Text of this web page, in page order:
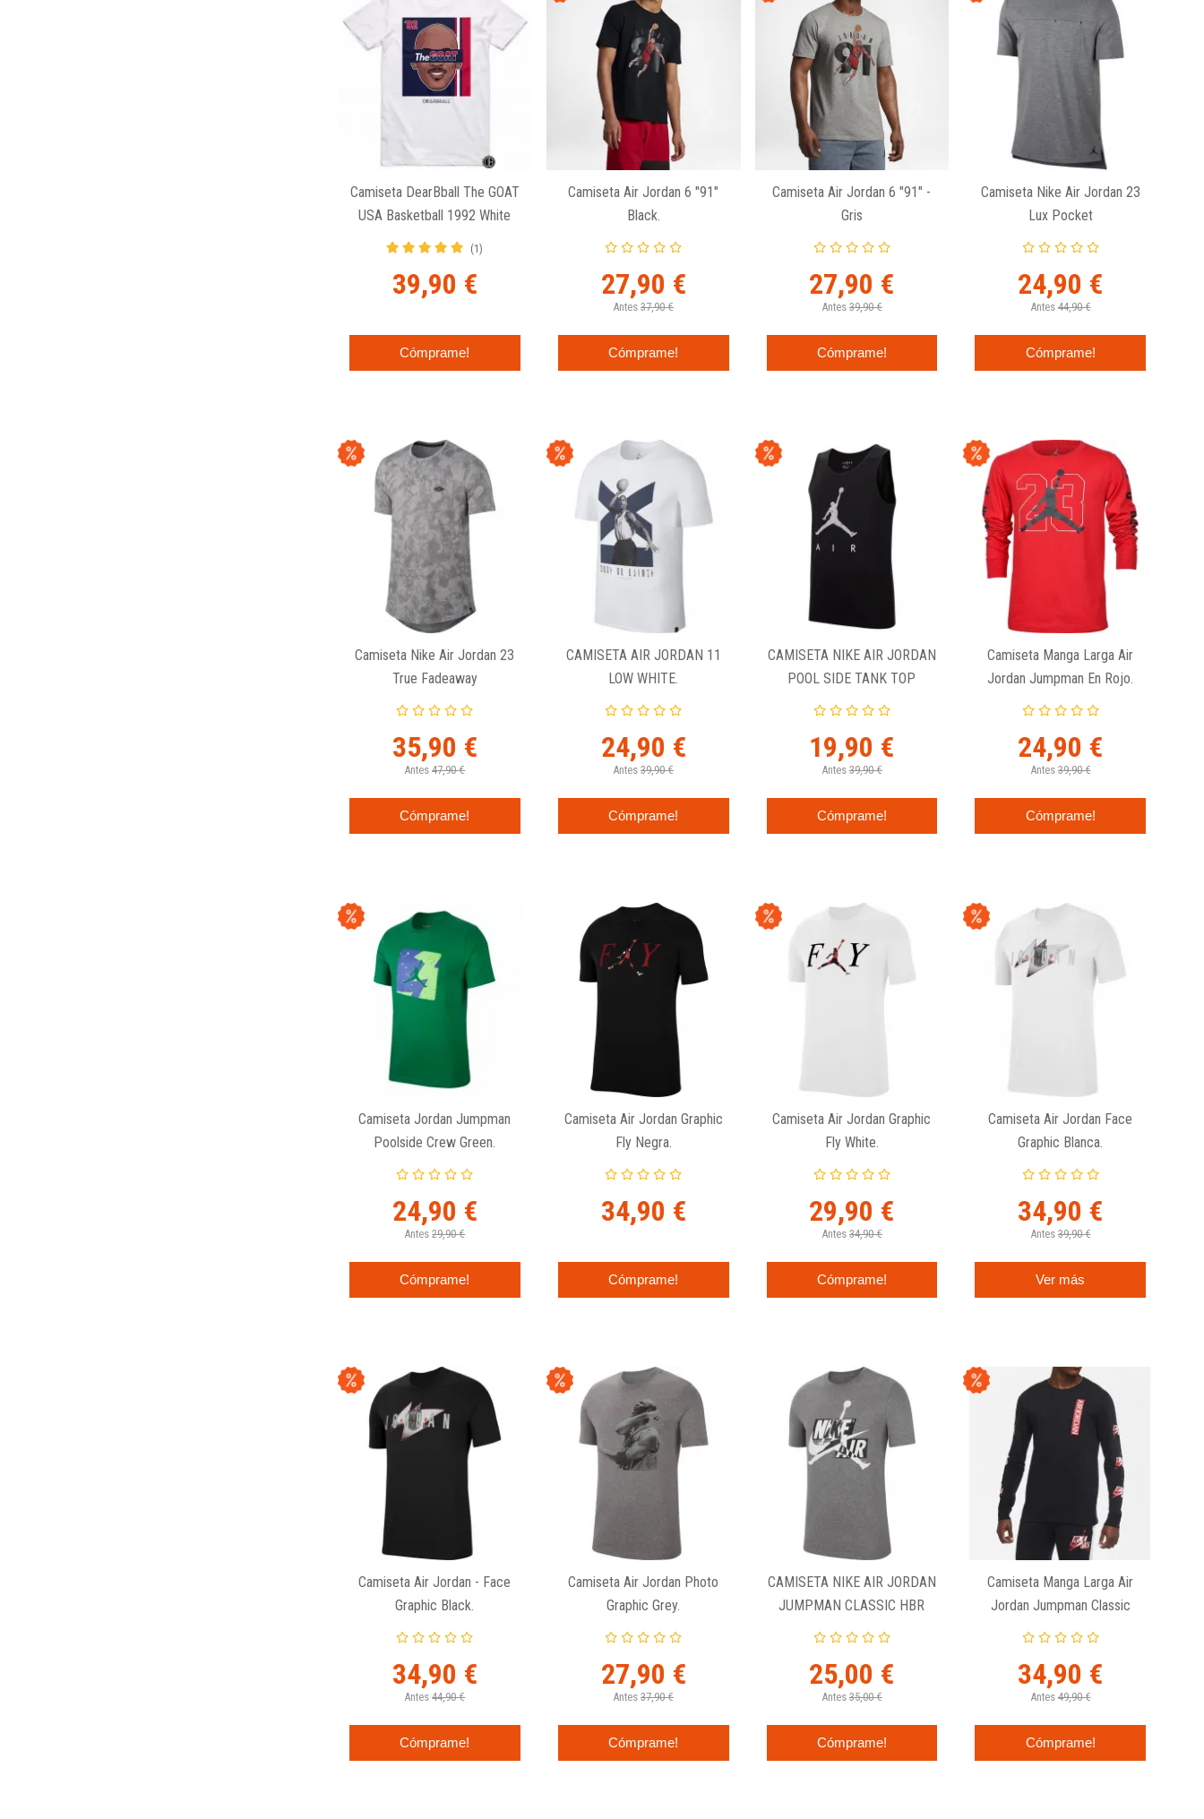
Camiseta DearBball The GOAT
USA Basketball 1992 White
(1)
39,90 €
Cómprame!
Camiseta Air Jordan 6 "91"
Black.
27,90 €
Antes 37,90 €
Cómprame!
Camiseta Air Jordan 6 "91" -
Gris
27,90 €
Antes 39,90 €
Cómprame!
Camiseta Nike Air Jordan 23
Lux Pocket
24,90 €
Antes 44,90 €
Cómprame!
Camiseta Nike Air Jordan 23
True Fadeaway
35,90 €
Antes 47,90 €
Cómprame!
CAMISETA AIR JORDAN 11
LOW WHITE.
24,90 €
Antes 39,90 €
Cómprame!
CAMISETA NIKE AIR JORDAN
POOL SIDE TANK TOP
19,90 €
Antes 39,90 €
Cómprame!
Camiseta Manga Larga Air
Jordan Jumpman En Rojo.
24,90 €
Antes 39,90 €
Cómprame!
Camiseta Jordan Jumpman
Poolside Crew Green.
24,90 €
Antes 29,90 €
Cómprame!
Camiseta Air Jordan Graphic
Fly Negra.
34,90 €
Cómprame!
Camiseta Air Jordan Graphic
Fly White.
29,90 €
Antes 34,90 €
Cómprame!
Camiseta Air Jordan Face
Graphic Blanca.
34,90 €
Antes 39,90 €
Ver más
Camiseta Air Jordan - Face
Graphic Black.
34,90 €
Antes 44,90 €
Cómprame!
Camiseta Air Jordan Photo
Graphic Grey.
27,90 €
Antes 37,90 €
Cómprame!
CAMISETA NIKE AIR JORDAN
JUMPMAN CLASSIC HBR
GREY.
25,00 €
Antes 35,00 €
Cómprame!
Camiseta Manga Larga Air
Jordan Jumpman Classic
Negra
34,90 €
Antes 49,90 €
Cómprame!